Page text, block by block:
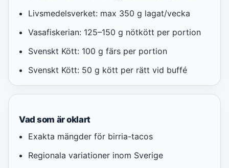
Livsmedelsverket: max 350 g lagat/vecka
Vasafiskerian: 125–150 g nötkött per portion
Svenskt Kött: 100 g färs per portion
Svenskt Kött: 50 g kött per rätt vid buffé
Vad som är oklart
Exakta mängder för birria-tacos
Regionala variationer inom Sverige